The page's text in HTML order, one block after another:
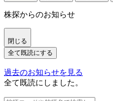
株探からのお知らせ
閉じる
全て既読にする
過去のお知らせを見る
全て既読にしました。